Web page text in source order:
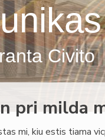
Civito
pri milda
mi, kiu estis tiama